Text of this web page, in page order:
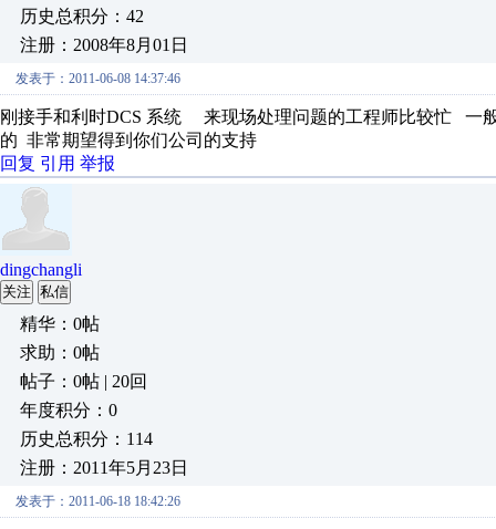
历史总积分：42
注册：2008年8月01日
发表于：2011-06-08 14:37:46
刚接手和利时DCS 系统 来现场处理问题的工程师比较忙 一
的 非常期望得到你们公司的支持
回复 引用 举报
dingchangli
关注 私信
精华：0帖
求助：0帖
帖子：0帖 | 20回
年度积分：0
历史总积分：114
注册：2011年5月23日
发表于：2011-06-18 18:42:26